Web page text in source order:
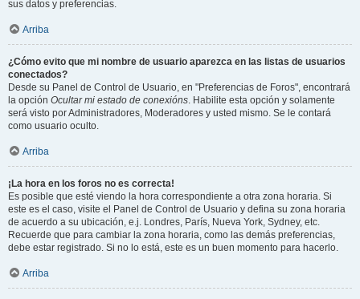
sus datos y preferencias.
Arriba
¿Cómo evito que mi nombre de usuario aparezca en las listas de usuarios
conectados?
Desde su Panel de Control de Usuario, en "Preferencias de Foros", encontrará
la opción Ocultar mi estado de conexións. Habilite esta opción y solamente
será visto por Administradores, Moderadores y usted mismo. Se le contará
como usuario oculto.
Arriba
¡La hora en los foros no es correcta!
Es posible que esté viendo la hora correspondiente a otra zona horaria. Si
este es el caso, visite el Panel de Control de Usuario y defina su zona horaria
de acuerdo a su ubicación, e.j. Londres, París, Nueva York, Sydney, etc.
Recuerde que para cambiar la zona horaria, como las demás preferencias,
debe estar registrado. Si no lo está, este es un buen momento para hacerlo.
Arriba